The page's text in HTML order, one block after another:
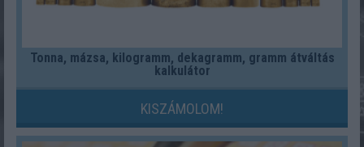
Tonna, mázsa, kilogramm, dekagramm, gramm átváltás
kalkulátor
KISZÁMOLOM!